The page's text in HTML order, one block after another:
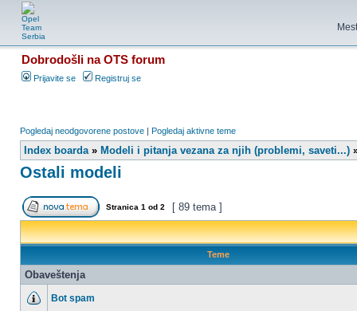
Dobrodošli na OTS forum
Prijavite se Registruj se
Pogledaj neodgovorene postove | Pogledaj aktivne teme
Index boarda» Modeli i pitanja vezana za njih (problemi, saveti...)
Ostali modeli
Stranica 1 od 2 [ 89 tema ]
Teme
Obaveštenja
Bot spam